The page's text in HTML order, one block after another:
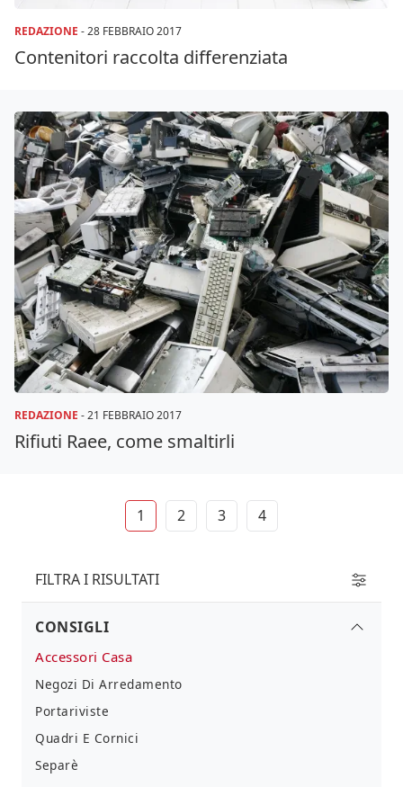
REDAZIONE -28 FEBBRAIO 2017
Contenitori raccolta differenziata
REDAZIONE -21 FEBBRAIO 2017
Rifiuti Raee, come smaltirli
1 2 3 4
FILTRA I RISULTATI
CONSIGLI
Accessori Casa
Negozi Di Arredamento
Portariviste
Quadri E Cornici
Separè